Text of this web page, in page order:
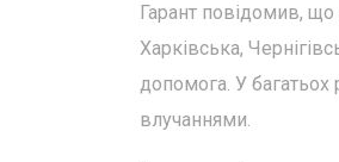
Гарант повідомив, що
Харківська,
допомога. У багатьох
влучаннями.